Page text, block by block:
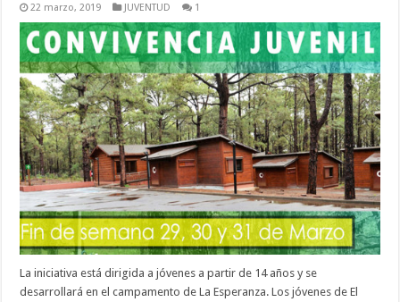
22 marzo, 2019 JUVENTUD 1
La iniciativa está dirigida a jóvenes a partir de 14 años y se
desarrollará en el campamento de La Esperanza. Los jóvenes de El